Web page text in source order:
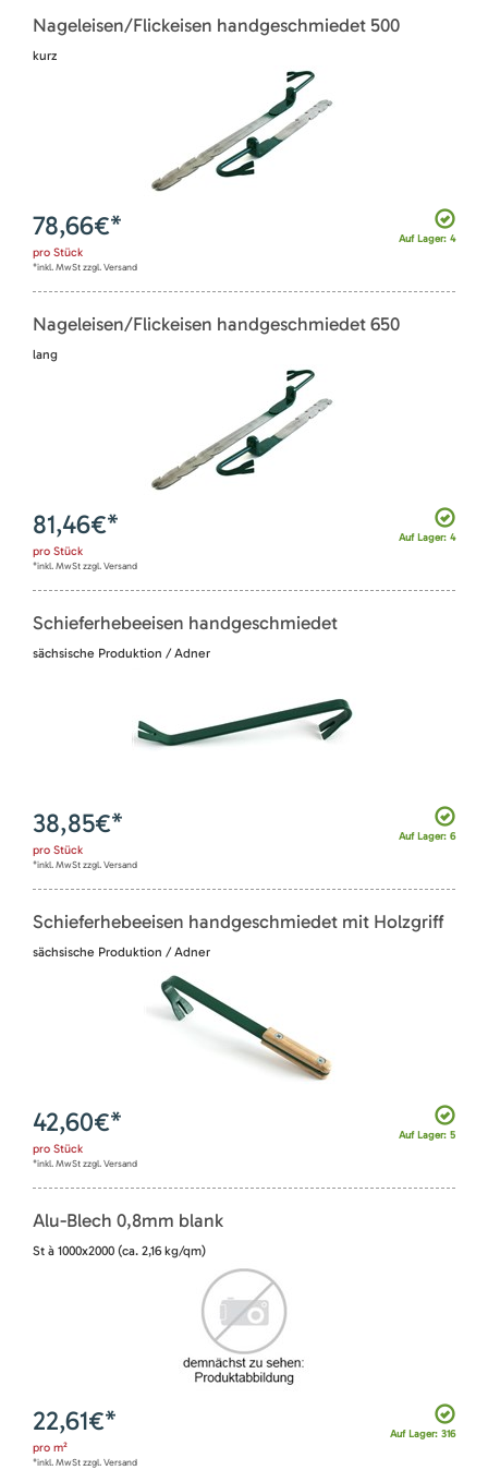
Nageleisen/Flickeisen handgeschmiedet 500
kurz
Auf Lager: 4
78,66€*
pro Stück
*inkl. MwSt zzgl. Versand
Nageleisen/Flickeisen handgeschmiedet 650
lang
Auf Lager: 4
81,46€*
pro Stück
*inkl. MwSt zzgl. Versand
Schieferhebeeisen handgeschmiedet
sächsische Produktion / Adner
Auf Lager: 6
38,85€*
pro Stück
*inkl. MwSt zzgl. Versand
Schieferhebeeisen handgeschmiedet mit Holzgriff
sächsische Produktion / Adner
Auf Lager: 5
42,60€*
pro Stück
*inkl. MwSt zzgl. Versand
Alu-Blech 0,8mm blank
St à 1000x2000 (ca. 2,16 kg/qm)
Auf Lager: 316
22,61€*
pro m²
*inkl. MwSt zzgl. Versand